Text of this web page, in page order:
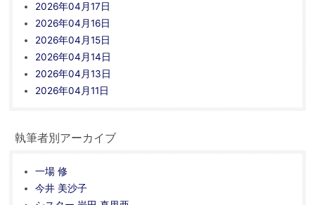
2026年04月17日
2026年04月16日
2026年04月15日
2026年04月14日
2026年04月13日
2026年04月11日
執筆者別アーカイブ
一場 修
今井 美沙子